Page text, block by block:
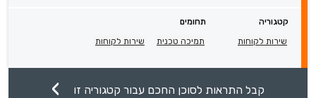
קטגוריה
תחומים
שירות לקוחות
תמיכה טכנית שירות לקוחות
קבל התראות לסוכן החכם עבור קטגוריה זו